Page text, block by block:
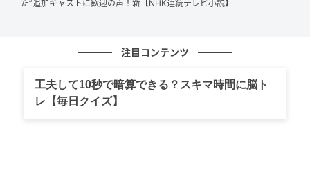
英人が神社に着くと、友野と根尾光誠の姿があった。
る。「やっと会えた」という英人に対し、光誠は「ぼ
光誠は英人の正体に気付いており、さらに、英人も光
誠に“転生”していたことが判明。光誠として生きるうち
た”追加キャストに歓迎の声！新【NHK連続テレビ小説】
注目コンテンツ
工夫して10秒で暗算できる？スキマ時間に脳ト
レ【毎日クイズ】